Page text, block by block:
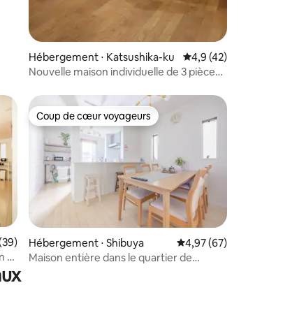
Hébergement ⋅ Katsushika-ku Évaluation
4,9 (42)
Nouvelle maison individuelle de 3 pièces
d'Asakusa | Accès facile aux aéroports de
Narita et Haneda | 5 minutes de la gare | P
gratuit
: 4,85 sur 5
moyenne sur la base de 39 commentaires : 4,9 sur 5
et
Coup de cœur voyageurs
Coup de cœur voyageurs
Hébergement ⋅ Shibuya Évaluation moyenne
4,97 (67)
Maison entière dans le quartier de